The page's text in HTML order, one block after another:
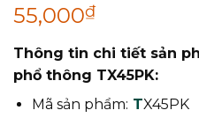
55,000₫
Thông tin chi tiết sản
phổ thông TX45PK:
Mã sản phẩm: TX45PK